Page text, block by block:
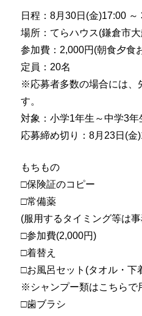
日程：8月30日(金)17:00 ～
場所：てらハウス(鎌倉市
参加費：2,000円(朝食夕食
定員：20名
※応募者多数の場合には、
す。
対象：小学1年生～中学3年
応募締め切り：8月23日(金
もちもの
□保険証のコピー
□常備薬
(服用するタイミング等は
□参加費(2,000円)
□着替え
□お風呂セット(タオル・下
※シャンプー類はこちらで
□歯ブラシ